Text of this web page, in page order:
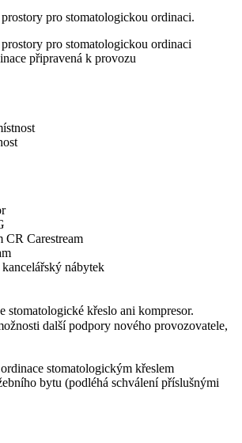
pro stomatologickou ordinaci.
pro stomatologickou ordinaci
připravená k provozu
CR Carestream
nábytek
stomatologické křeslo ani kompresor.
další podpory nového provozovatele,
stomatologickým křeslem
bytu (podléhá schválení příslušnými